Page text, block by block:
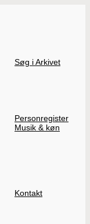
Søg i Arkivet
Personregister
Musik & køn
Kontakt